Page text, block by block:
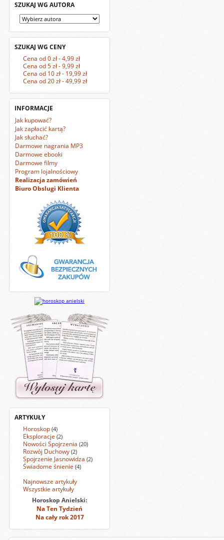
SZUKAJ WG AUTORA
SZUKAJ WG CENY
Cena od 0 zł - 4,99 zł
Cena od 5 zł - 9,99 zł
Cena od 10 zł - 19,99 zł
Cena od 20 zł - 49,99 zł
INFORMACJE
Jak kupować?
Jak zapłacić kartą?
Jak słuchać?
Darmowe nagrania MP3
Darmowe ebooki
Darmowe filmy
Program lojalnościowy
Realizacja zamówień
Biuro Obslugi Klienta
ARTYKUŁY
Horoskop (4)
Eksploracje (2)
Nowości Spojrzenia (20)
Rozwój Duchowy (2)
Spojrzenie Jasnowidza (2)
Świadome śnienie (4)
Najnowsze artykuły
Wszystkie artykuły
Horoskop Anielski:
Na Ten Tydzień
Na cały rok 2017